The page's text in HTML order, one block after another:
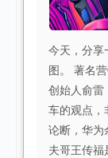
今天，分享
图。 著名
创始人俞雷
车的观点，
论断，华为
夫哥王传福